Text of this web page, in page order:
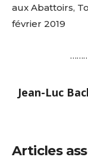
Prénom
aux Abattoirs,
février 2019
Jean-Luc
Articles